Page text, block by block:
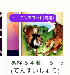
イーチンタロット(易経)
易経６４卦 ６．天
(てんすいしょう)